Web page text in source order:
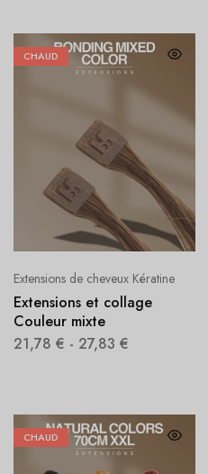
CHAUD
Extensions de cheveux Kératine
Extensions et collage
Couleur mixte
21,78 € - 27,83 €
CHAUD